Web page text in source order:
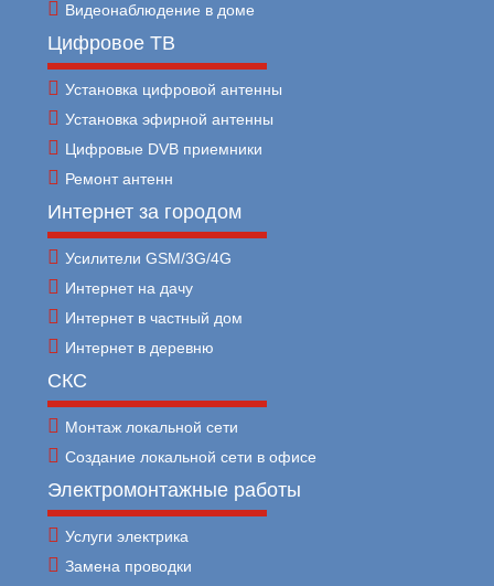
Видеонаблюдение в доме
Цифровое ТВ
Установка цифровой антенны
Установка эфирной антенны
Цифровые DVB приемники
Ремонт антенн
Интернет за городом
Усилители GSM/3G/4G
Интернет на дачу
Интернет в частный дом
Интернет в деревню
СКС
Монтаж локальной сети
Создание локальной сети в офисе
Электромонтажные работы
Услуги электрика
Замена проводки